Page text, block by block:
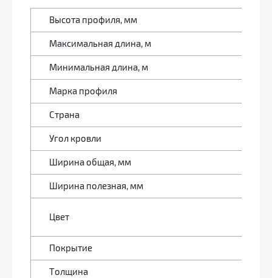
Высота профиля, мм
Максимальная длина, м
Минимальная длина, м
Марка профиля
Страна
Угол кровли
Ширина общая, мм
Ширина полезная, мм
Цвет
Покрытие
Толщина